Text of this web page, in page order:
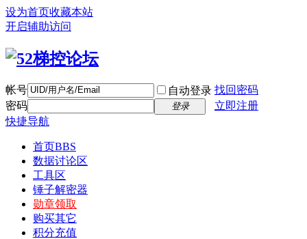
设为首页收藏本站
开启辅助访问
帐号 自动登录 找回密码
密码
登录
立即注册
快捷导航
首页BBS
数据讨论区
工具区
锤子解密器
勋章领取
购买其它
积分充值